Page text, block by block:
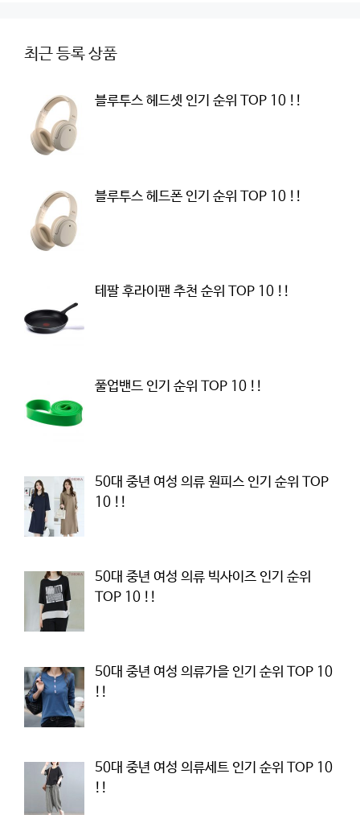
최근 등록 상품
블루투스 헤드셋 인기 순위 TOP 10 !!
블루투스 헤드폰 인기 순위 TOP 10 !!
테팔 후라이팬 추천 순위 TOP 10 !!
풀업밴드 인기 순위 TOP 10 !!
50대 중년 여성 의류 원피스 인기 순위 TOP
10 !!
50대 중년 여성 의류 빅사이즈 인기 순위
TOP 10 !!
50대 중년 여성 의류가을 인기 순위 TOP 10
!!
50대 중년 여성 의류세트 인기 순위 TOP 10
!!